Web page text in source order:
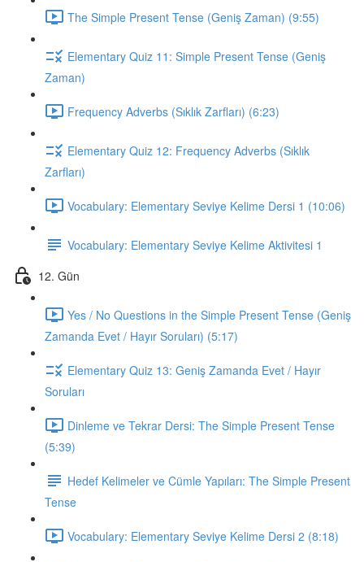
The Simple Present Tense (Geniş Zaman) (9:55)
Elementary Quiz 11: Simple Present Tense (Geniş
Zaman)
Frequency Adverbs (Sıklık Zarfları) (6:23)
Elementary Quiz 12: Frequency Adverbs (Sıklık
Zarfları)
Vocabulary: Elementary Seviye Kelime Dersi 1 (10:06)
Vocabulary: Elementary Seviye Kelime Aktivitesi 1
12. Gün
Yes / No Questions in the Simple Present Tense (Geniş
Zamanda Evet / Hayır Soruları) (5:17)
Elementary Quiz 13: Geniş Zamanda Evet / Hayır
Soruları
Dinleme ve Tekrar Dersi: The Simple Present Tense
(5:39)
Hedef Kelimeler ve Cümle Yapıları: The Simple Present
Tense
Vocabulary: Elementary Seviye Kelime Dersi 2 (8:18)